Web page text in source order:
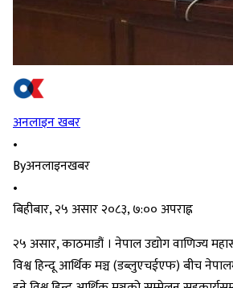
अनलाइन खबर
•
Byअनलाइनखबर
•
बिहीबार, २५ असार २०८३, ७:०० अपराह्न
२५ असार, काठमाडौं । नेपाल उद्योग वाणिज्य
विश्व हिन्दू आर्थिक मञ्च (डब्लुएचईएफ) बीच